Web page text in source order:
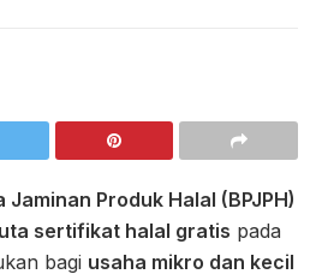
Jaminan Produk Halal (BPJPH)
sertifikat halal gratis pada
bagi usaha mikro dan kecil